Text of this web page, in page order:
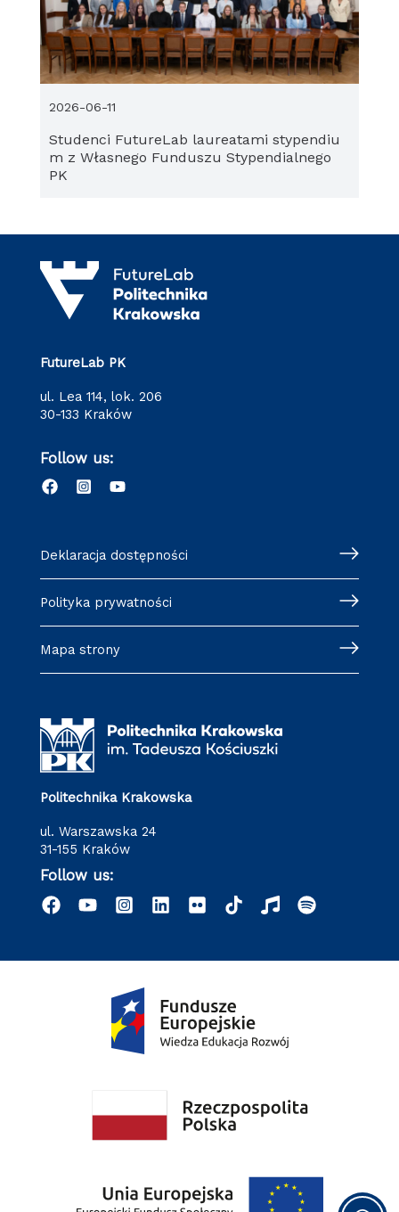
Studenci FutureLab laureatami stypendiu
m z Własnego Funduszu Stypendialnego
PK
2026-06-11
FutureLab PK
ul. Lea 114, lok. 206
30-133 Kraków
Follow us:
Deklaracja dostępności
Polityka prywatności
Mapa strony
Politechnika Krakowska
ul. Warszawska 24
31-155 Kraków
Follow us: